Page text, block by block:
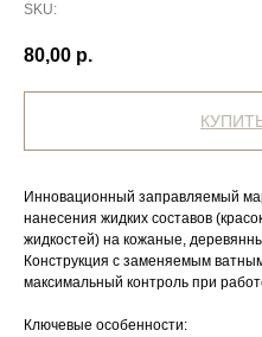
SKU:
80,00 р.
Инновационный заправляемый
нанесения жидких составов
жидкостей) на кожаные,
Конструкция с заменяемым
максимальный контроль при
Ключевые особенности: